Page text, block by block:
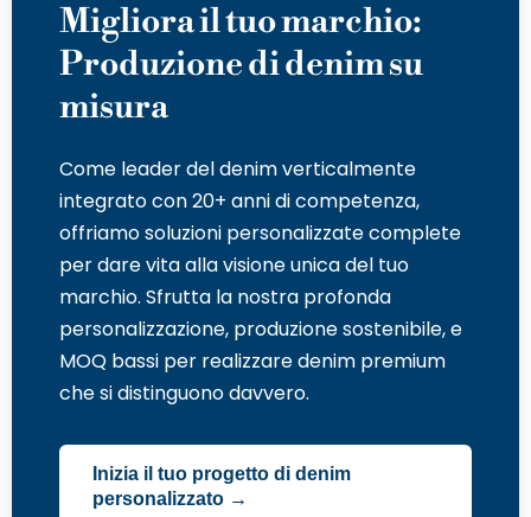
Migliora il tuo marchio:
Produzione di denim su
misura
Come leader del denim verticalmente
integrato con 20+ anni di competenza,
offriamo soluzioni personalizzate complete
per dare vita alla visione unica del tuo
marchio. Sfrutta la nostra profonda
personalizzazione, produzione sostenibile, e
MOQ bassi per realizzare denim premium
che si distinguono davvero.
Inizia il tuo progetto di denim
personalizzato →